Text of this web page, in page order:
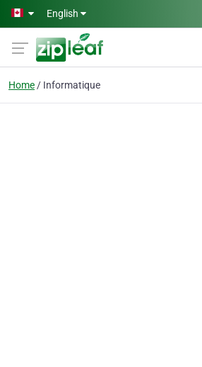
Skip to main content
English
Home Informatique